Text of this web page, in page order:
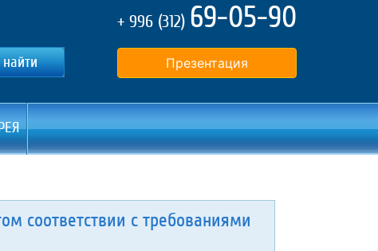
+ 996 (312) 69-05-90
Презентация
соответствии с требованиями